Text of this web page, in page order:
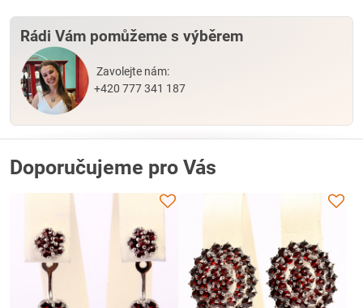
Rádi Vám pomůžeme s výběrem
Zavolejte nám:
+420 777 341 187
Doporučujeme pro Vás